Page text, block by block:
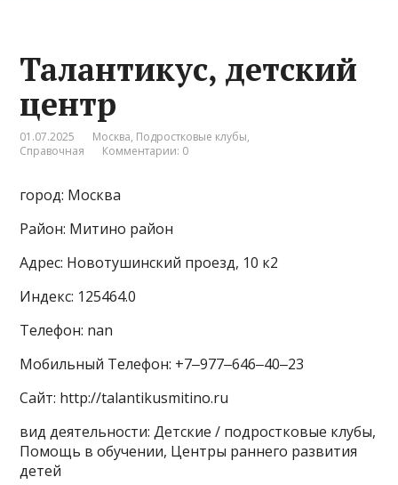
Талантикус, детский
центр
01.07.2025 Москва, Подростковые клубы,
Справочная
Комментарии: 0
город: Москва
Район: Митино район
Адрес: Новотушинский проезд, 10 к2
Индекс: 125464.0
Телефон: nan
Мобильный Телефон: +7‒977‒646‒40‒23
Сайт: http://talantikusmitino.ru
вид деятельности: Детские / подростковые клубы,
Помощь в обучении, Центры раннего развития
детей